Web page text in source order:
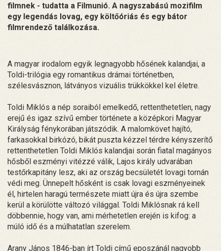
filmnek - tudatta a Filmunió. A nagyszabású mozifilm
egy legendás lovag, egy költőóriás és egy bátor
filmrendező találkozása.
A magyar irodalom egyik legnagyobb hősének kalandjai, a
Toldi-trilógia egy romantikus drámai történetben,
szélesvásznon, látványos vizuális trükkökkel kel életre.
Toldi Miklós a nép soraiból emelkedő, rettenthetetlen, nagy
erejű és igaz szívű ember története a középkori Magyar
Királyság fénykorában játszódik. A malomkövet hajító,
farkasokkal birkózó, bikát puszta kézzel térdre kényszerítő
rettenthetetlen Toldi Miklós kalandjai során fiatal magányos
hősből eszményi vitézzé válik, Lajos király udvarában
testőrkapitány lesz, aki az ország becsületét lovagi tornán
védi meg. Ünnepelt hősként is csak lovagi eszményeinek
él, hirtelen haragú természete miatt újra és újra szembe
kerül a körülötte változó világgal. Toldi Miklósnak rá kell
döbbennie, hogy van, ami mérhetetlen erején is kifog: a
múló idő és a múlhatatlan szerelem.
Arany János 1846-ban írt Toldi című eposzánál nagyobb